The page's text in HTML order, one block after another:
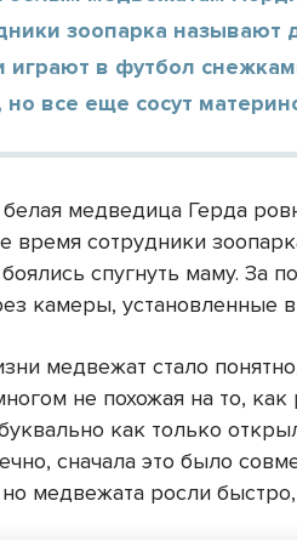
зоопарка
в футбол
все еще сосут
медведица Герда
время сотрудники
спугнуть маму. За
камеры, установленные
медвежат стало
не похожая на то,
как только
сначала это было
медвежата росли